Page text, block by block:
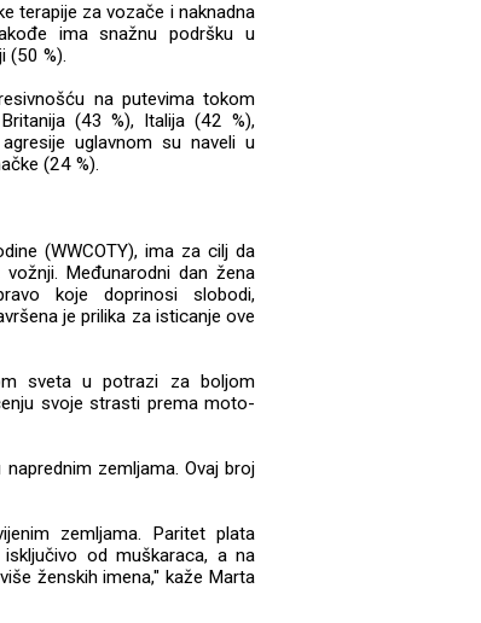
terapije za vozače i naknadna
ima snažnu podršku u
(50 %).
na putevima tokom
(43 %), Italija (42 %),
uglavnom su naveli u
(24 %).
(WWCOTY), ima za cilj da
Međunarodni dan žena
koje doprinosi slobodi,
je prilika za isticanje ove
sveta u potrazi za boljom
svoje strasti prema moto-
zemljama. Ovaj broj
zemljama. Paritet plata
od muškaraca, a na
ženskih imena," kaže Marta